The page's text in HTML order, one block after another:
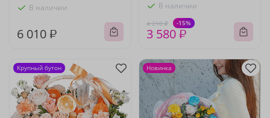
В наличии
6 010 ₽
В наличии
4 210 ₽ -15%
3 580 ₽
Крупный бутон Новинка